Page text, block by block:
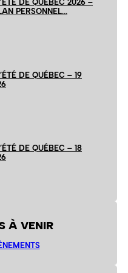
DE QUÉBEC 2026 –
PERSONNEL…
DE QUÉBEC – 19
DE QUÉBEC – 18
À VENIR